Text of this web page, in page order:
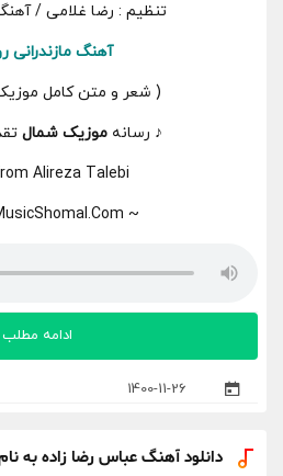
تنظیم : رضا غلامی /
آهنگ مازندرانی
( شعر و متن کامل
♪ رسانهموزیک شمال
Alireza Talebi
~ Www.MusicShomal.Com ~
1400-11-26
ادامه مطلب
دانلود آهنگ عباس رضا زاده به